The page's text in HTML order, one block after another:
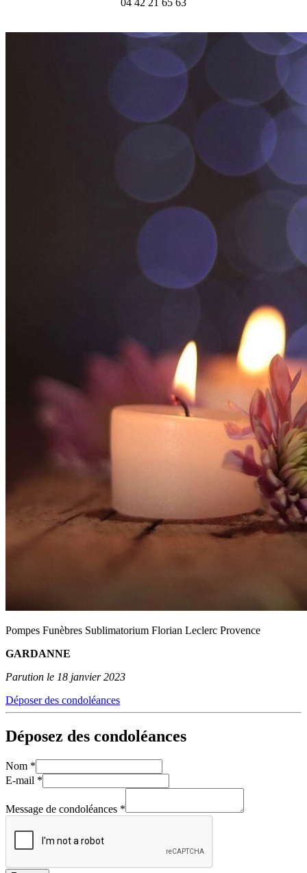
Pompes Funèbres Sublimatorium Florian Leclerc Provence
GARDANNE
Parution le 18 janvier 2023
Déposer des condoléances
Déposez des condoléances
Nom *
E-mail *
Message de condoléances *